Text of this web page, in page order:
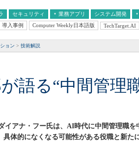
セキュリティ 業務アプリ システム開発
経営とIT 医療IT
導入事例 Computer Weekly日本語版 TechTarget.AI
ョン 技術解説
語る“中間管理
イアナ・フー氏は、AI時代に中間管理職を
体的になくなる可能性がある役職と新た